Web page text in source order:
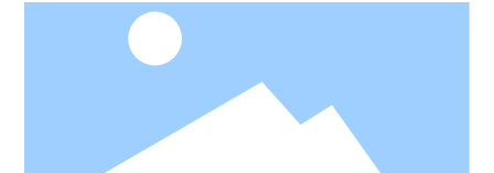
少提供 1 年 / 2 万公里质保； 听运转声音：新发电机启动后
应无异响（如电刷摩擦声、轴承噪音）； 测发电量：用万用
表怠速时测电瓶电压，熄火后对比，差值应在 1V 以上（如熄
需加速过程），能轻松克服高负载阻力，适用于起重机、电
动车、工业传送带等需要强启动能力的设备。 3. 控制方式简
单 直接由直流电源供电，配合继电器或控制器即可实现启
停、正反转及调速，电路设计成本低，尤其适合小型设备或
对控制精度要求高的场景。 4. 低速稳定性好 在低速大扭矩工
况下仍能保持稳定运行（如闭环控制时转速受负载波动影响
小），而交流电机在低速时可能出现转矩脉动，适合精密仪